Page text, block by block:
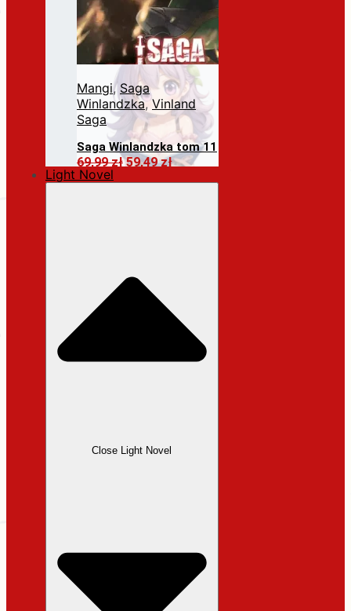
Mangi, Saga
Winlandzka, Vinland
Saga
Saga Winlandzka tom 11
69,99złPierwotna
59,49złAktualna
Dodaj do koszyka
Light Novel
Close Light Novel